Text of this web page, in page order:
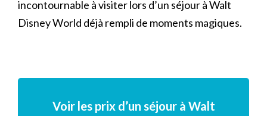
incontournable à visiter lors d’un séjour à Walt
Disney World déjà rempli de moments magiques.
Voir les prix d’un séjour à Walt